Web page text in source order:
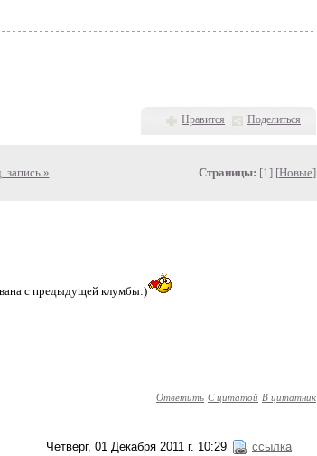
Нравится Поделиться
запись » Страницы: [1] [Новые]
с предыдущей клумбы:)
Ответить С цитатой В цитатник
Четверг, 01 Декабря 2011 г. 10:29 ссылка